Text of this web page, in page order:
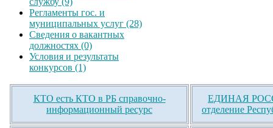
Регламенты гос. и
муниципальных услуг (28)
Сведения о вакантных
должностях (0)
Условия и результаты
конкурсов (1)
КТО есть КТО в РБ справочно-
информационный ресурс
ЕДИНАЯ
отделение